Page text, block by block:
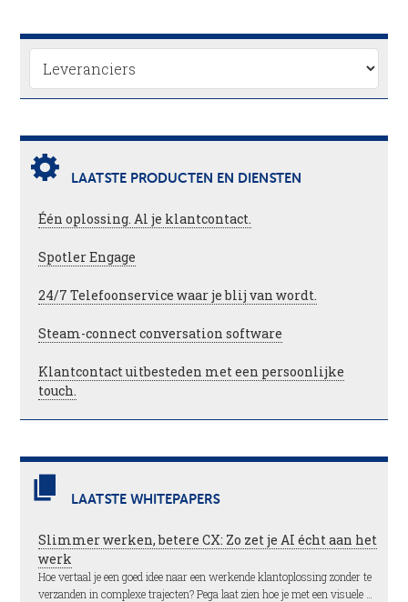
LAATSTE PRODUCTEN EN DIENSTEN
Één oplossing. Al je klantcontact.
Spotler Engage
24/7 Telefoonservice waar je blij van wordt.
Steam-connect conversation software
Klantcontact uitbesteden met een persoonlijke
touch.
LAATSTE WHITEPAPERS
Slimmer werken, betere CX: Zo zet je AI écht aan het
werk
Hoe vertaal je een goed idee naar een werkende klantoplossing zonder te
verzanden in complexe trajecten? Pega laat zien hoe je met een visuele …